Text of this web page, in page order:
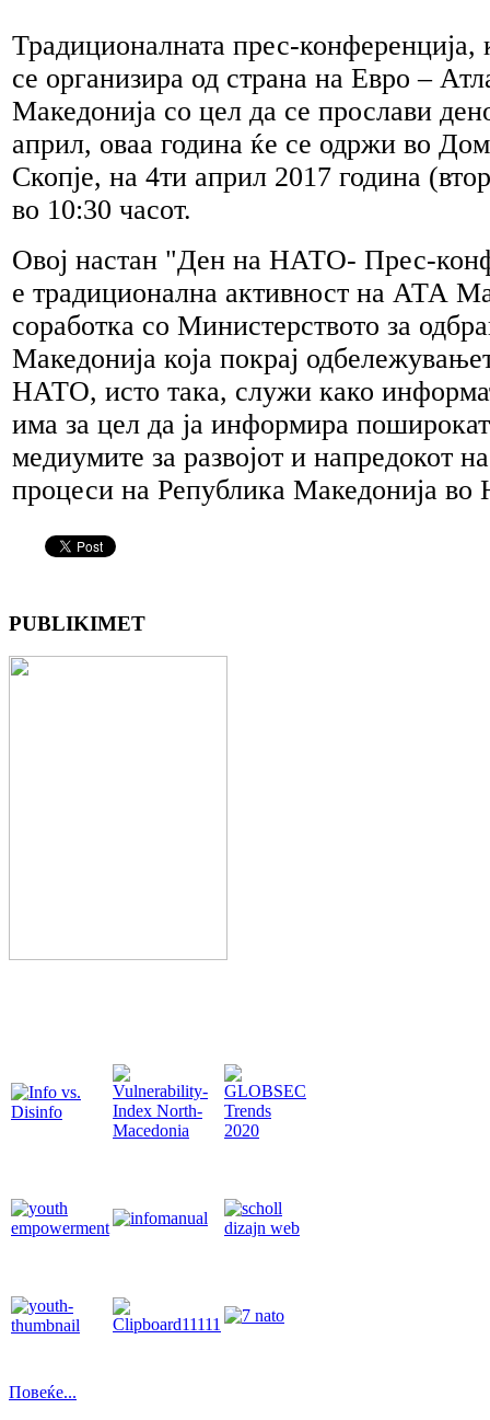
Традиционалната прес-конференција,
се организира од страна на Евро –
Македонија со цел да се прослави
април, оваа година ќе се одржи во
Скопје, на 4ти април 2017 година
во 10:30 часот.
Овој настан "Ден на НАТО- Прес-
е традиционална активност на АТА
соработка со Министерството за
Македонија која покрај
НАТО, исто така, служи како
има за цел да ја информира
медиумите за развојот и напредокот
процеси на Република Македонија
PUBLIKIMET
Повеќе...